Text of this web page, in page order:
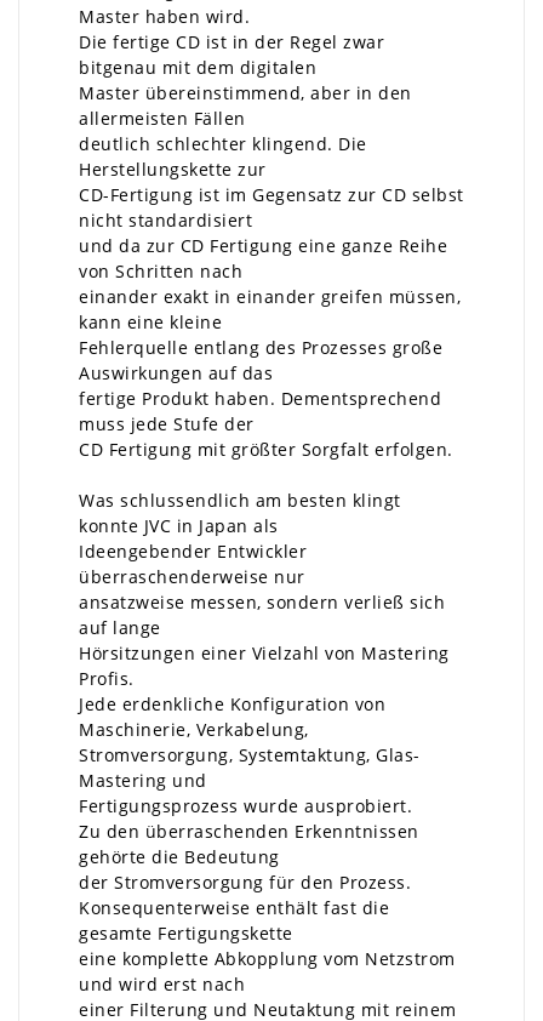
Master haben wird.
Die fertige CD ist in der Regel zwar
bitgenau mit dem digitalen
Master übereinstimmend, aber in den
allermeisten Fällen
deutlich schlechter klingend. Die
Herstellungskette zur
CD-Fertigung ist im Gegensatz zur CD selbst
nicht standardisiert
und da zur CD Fertigung eine ganze Reihe
von Schritten nach
einander exakt in einander greifen müssen,
kann eine kleine
Fehlerquelle entlang des Prozesses große
Auswirkungen auf das
fertige Produkt haben. Dementsprechend
muss jede Stufe der
CD Fertigung mit größter Sorgfalt erfolgen.
Was schlussendlich am besten klingt
konnte JVC in Japan als
Ideengebender Entwickler
überraschenderweise nur
ansatzweise messen, sondern verließ sich
auf lange
Hörsitzungen einer Vielzahl von Mastering
Profis.
Jede erdenkliche Konfiguration von
Maschinerie, Verkabelung,
Stromversorgung, Systemtaktung, Glas-
Mastering und
Fertigungsprozess wurde ausprobiert.
Zu den überraschenden Erkenntnissen
gehörte die Bedeutung
der Stromversorgung für den Prozess.
Konsequenterweise enthält fast die
gesamte Fertigungskette
eine komplette Abkopplung vom Netzstrom
und wird erst nach
einer Filterung und Neutaktung mit reinem